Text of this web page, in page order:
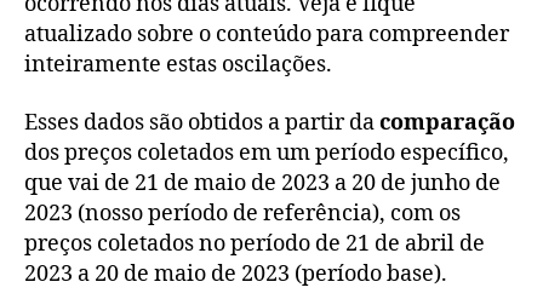
atualizado sobre o conteúdo para compreender
inteiramente estas oscilações.
Esses dados são obtidos a partir dacomparação
dos preços coletados em um período específico,
que vai de 21 de maio de 2023 a 20 de junho de
2023 (nosso período de referência), com os
preços coletados no período de 21 de abril de
2023 a 20 de maio de 2023 (período base).